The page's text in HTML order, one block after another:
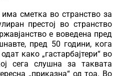
сметка во странство за
престој во странство
е воведена пред
пред 50 години, кога
како „гастарбајтери“ во
сега слушна за таквата
„приказна“ од тоа. Во